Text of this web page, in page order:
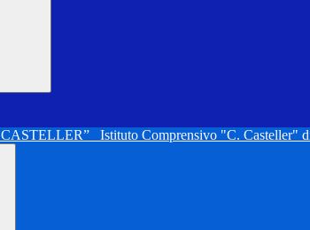
Istituto Comprensivo "C. Casteller"